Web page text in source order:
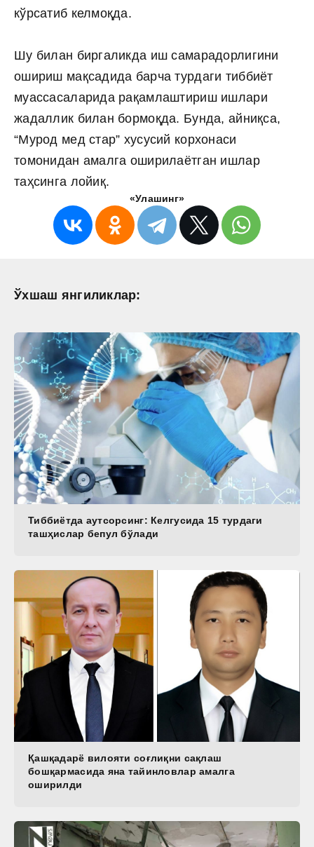
кўрсатиб келмоқда.
Шу билан биргаликда иш самарадорлигини
ошириш мақсадида барча турдаги тиббиёт
муассасаларида рақамлаштириш ишлари
жадаллик билан бормоқда. Бунда, айниқса,
“Мурод мед стар” хусусий корхонаси
томонидан амалга оширилаётган ишлар
таҳсинга лойиқ.
«Улашинг»
Ўхшаш янгиликлар:
Тиббиётда аутсорсинг: Келгусида 15 турдаги
ташҳислар бепул бўлади
Қашқадарё вилояти соғлиқни сақлаш
бошқармасида яна тайинловлар амалга
оширилди